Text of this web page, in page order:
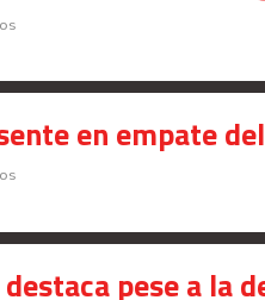
en empate
pese a la